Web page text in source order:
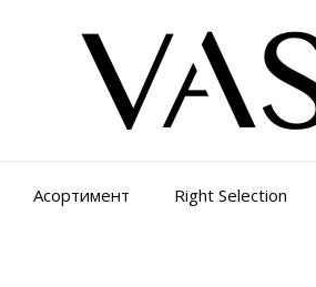
Асортимент Right Selection